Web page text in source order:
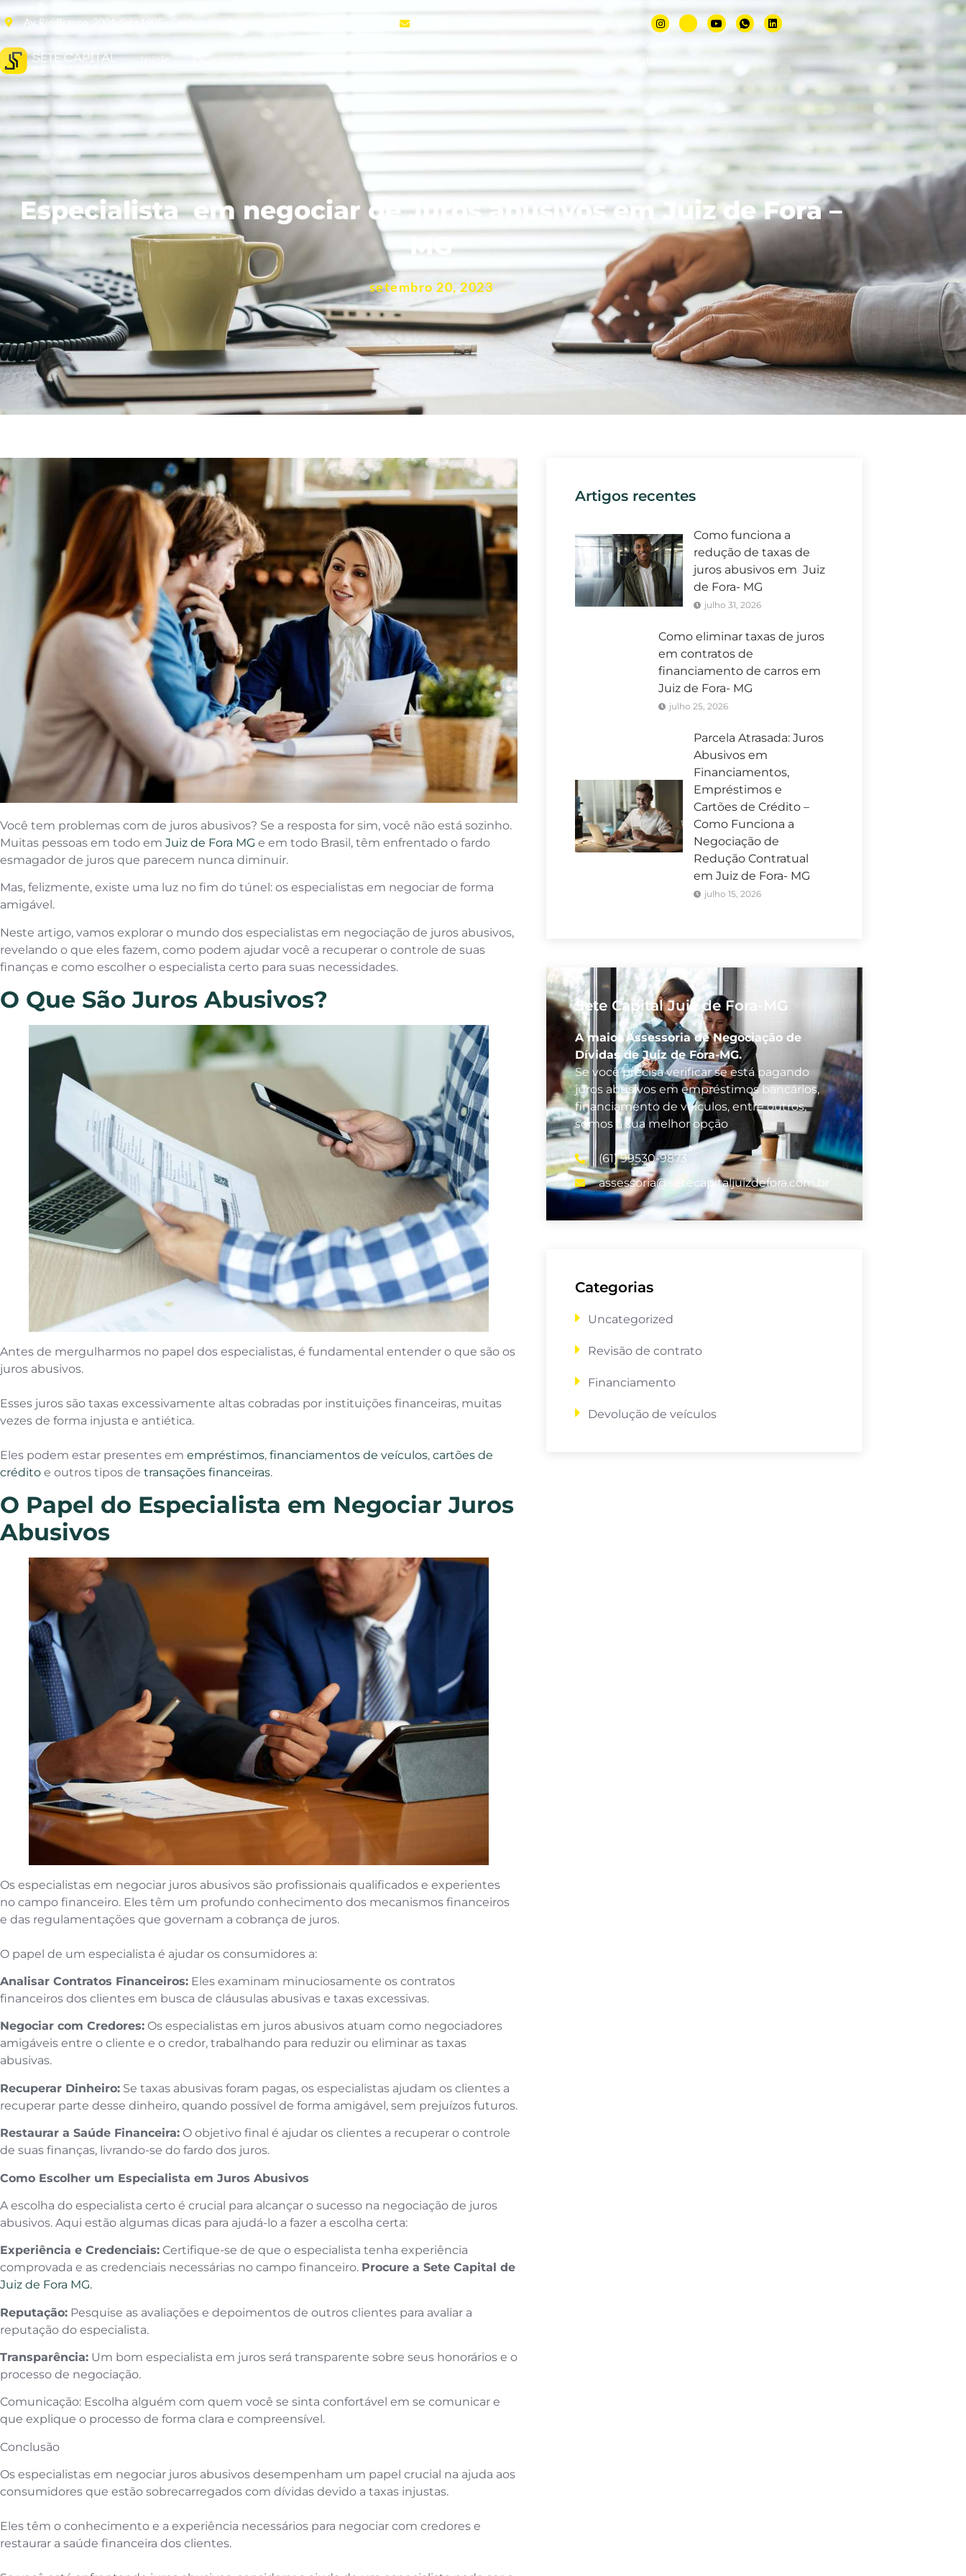
Av. Rio Branco, 2001, Sala 1905 - Centro, Juiz de Fora - MG, 36013-020
Início
Especialista em negociar de Juros abusivos em Juiz de Fora –
MG
setembro 20, 2023
Você tem problemas com de juros abusivos? Se a resposta for sim, você não está sozinho.
Muitas pessoas em todo em Juiz de Fora MG e em todo Brasil, têm enfrentado o fardo
esmagador de juros que parecem nunca diminuir.
Mas, felizmente, existe uma luz no fim do túnel: os especialistas em negociar de forma
amigável.
Neste artigo, vamos explorar o mundo dos especialistas em negociação de juros abusivos,
revelando o que eles fazem, como podem ajudar você a recuperar o controle de suas
finanças e como escolher o especialista certo para suas necessidades.
O Que São Juros Abusivos?
Antes de mergulharmos no papel dos especialistas, é fundamental entender o que são os
juros abusivos.
Esses juros são taxas excessivamente altas cobradas por instituições financeiras, muitas
vezes de forma injusta e antiética.
Eles podem estar presentes em empréstimos, financiamentos de veículos, cartões de
crédito e outros tipos de transações financeiras.
O Papel do Especialista em Negociar Juros
Abusivos
Os especialistas em negociar juros abusivos são profissionais qualificados e experientes
no campo financeiro. Eles têm um profundo conhecimento dos mecanismos financeiros
e das regulamentações que governam a cobrança de juros.
O papel de um especialista é ajudar os consumidores a:
Analisar Contratos Financeiros: Eles examinam minuciosamente os contratos
financeiros dos clientes em busca de cláusulas abusivas e taxas excessivas.
Negociar com Credores: Os especialistas em juros abusivos atuam como negociadores
amigáveis entre o cliente e o credor, trabalhando para reduzir ou eliminar as taxas
abusivas.
Recuperar Dinheiro: Se taxas abusivas foram pagas, os especialistas ajudam os clientes a
recuperar parte desse dinheiro, quando possível de forma amigável, sem prejuízos futuros.
Restaurar a Saúde Financeira: O objetivo final é ajudar os clientes a recuperar o controle
de suas finanças, livrando-se do fardo dos juros.
Como Escolher um Especialista em Juros Abusivos
A escolha do especialista certo é crucial para alcançar o sucesso na negociação de juros
abusivos. Aqui estão algumas dicas para ajudá-lo a fazer a escolha certa:
Experiência e Credenciais: Certifique-se de que o especialista tenha experiência
comprovada e as credenciais necessárias no campo financeiro. Procure a Sete Capital de
Juiz de Fora MG.
Reputação: Pesquise as avaliações e depoimentos de outros clientes para avaliar a
reputação do especialista.
Transparência: Um bom especialista em juros será transparente sobre seus honorários e o
processo de negociação.
Comunicação: Escolha alguém com quem você se sinta confortável em se comunicar e
que explique o processo de forma clara e compreensível.
Conclusão
Os especialistas em negociar juros abusivos desempenham um papel crucial na ajuda aos
consumidores que estão sobrecarregados com dívidas devido a taxas injustas.
Eles têm o conhecimento e a experiência necessários para negociar com credores e
restaurar a saúde financeira dos clientes.
Artigos recentes
Como funciona a
redução de taxas de
juros abusivos em Juiz
de Fora- MG
julho 31, 2026
Como eliminar taxas de juros
em contratos de
financiamento de carros em
Juiz de Fora- MG
julho 25, 2026
Parcela Atrasada: Juros
Abusivos em
Financiamentos,
Empréstimos e
Cartões de Crédito –
Como Funciona a
Negociação de
Redução Contratual
em Juiz de Fora- MG
julho 15, 2026
Sete Capital Juiz de Fora-MG
A maior Assessoria de Negociação de
Dívidas de Juiz de Fora-MG.
Se você precisa verificar se está pagando
juros abusivos em empréstimos bancários,
financiamento de veículos, entre outros,
somos a sua melhor opção
(61) 99530-9873
assessoria@setecapitaljuizdefora.com.br
Categorias
Uncategorized
Revisão de contrato
Financiamento
Devolução de veículos